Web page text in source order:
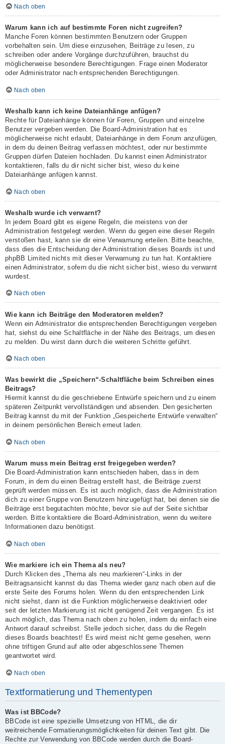
Nach oben
Warum kann ich auf bestimmte Foren nicht zugreifen?
Manche Foren können bestimmten Benutzern oder Gruppen
vorbehalten sein. Um diese einzusehen, Beiträge zu lesen, zu
schreiben oder andere Vorgänge durchzuführen, brauchst du
möglicherweise besondere Berechtigungen. Frage einen Moderator
oder Administrator nach entsprechenden Berechtigungen.
Nach oben
Weshalb kann ich keine Dateianhänge anfügen?
Rechte für Dateianhänge können für Foren, Gruppen und einzelne
Benutzer vergeben werden. Die Board-Administration hat es
möglicherweise nicht erlaubt, Dateianhänge in dem Forum anzufügen,
in dem du deinen Beitrag verfassen möchtest, oder nur bestimmte
Gruppen dürfen Dateien hochladen. Du kannst einen Administrator
kontaktieren, falls du dir nicht sicher bist, wieso du keine
Dateianhänge anfügen kannst.
Nach oben
Weshalb wurde ich verwarnt?
In jedem Board gibt es eigene Regeln, die meistens von der
Administration festgelegt werden. Wenn du gegen eine dieser Regeln
verstoßen hast, kann sie dir eine Verwarnung erteilen. Bitte beachte,
dass dies die Entscheidung der Administration dieses Boards ist und
phpBB Limited nichts mit dieser Verwarnung zu tun hat. Kontaktiere
einen Administrator, sofern du die nicht sicher bist, wieso du verwarnt
wurdest.
Nach oben
Wie kann ich Beiträge den Moderatoren melden?
Wenn ein Administrator die entsprechenden Berechtigungen vergeben
hat, siehst du eine Schaltfläche in der Nähe des Beitrags, um diesen
zu melden. Du wirst dann durch die weiteren Schritte geführt.
Nach oben
Was bewirkt die „Speichern“-Schaltfläche beim Schreiben eines
Beitrags?
Hiermit kannst du die geschriebene Entwürfe speichern und zu einem
späteren Zeitpunkt vervollständigen und absenden. Den gesicherten
Beitrag kannst du mit der Funktion „Gespeicherte Entwürfe verwalten“
in deinem persönlichen Bereich erneut laden.
Nach oben
Warum muss mein Beitrag erst freigegeben werden?
Die Board-Administration kann entschieden haben, dass in dem
Forum, in dem du einen Beitrag erstellt hast, die Beiträge zuerst
geprüft werden müssen. Es ist auch möglich, dass die Administration
dich zu einer Gruppe von Benutzern hinzugefügt hat, bei denen sie die
Beiträge erst begutachten möchte, bevor sie auf der Seite sichtbar
werden. Bitte kontaktiere die Board-Administration, wenn du weitere
Informationen dazu benötigst.
Nach oben
Wie markiere ich ein Thema als neu?
Durch Klicken des „Thema als neu markieren“-Links in der
Beitragsansicht kannst du das Thema wieder ganz nach oben auf die
erste Seite des Forums holen. Wenn du den entsprechenden Link
nicht siehst, dann ist die Funktion möglicherweise deaktiviert oder
seit der letzten Markierung ist nicht genügend Zeit vergangen. Es ist
auch möglich, das Thema nach oben zu holen, indem du einfach eine
Antwort darauf schreibst. Stelle jedoch sicher, dass du die Regeln
dieses Boards beachtest! Es wird meist nicht gerne gesehen, wenn
ohne triftigen Grund auf alte oder abgeschlossene Themen
geantwortet wird.
Nach oben
Textformatierung und Thementypen
Was ist BBCode?
BBCode ist eine spezielle Umsetzung von HTML, die dir
weitreichende Formatierungsmöglichkeiten für deinen Text gibt. Die
Rechte zur Verwendung von BBCode werden durch die Board-